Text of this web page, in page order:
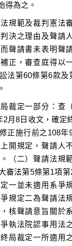
規範及裁判憲法
決之理由及聲請
聲請書未表明聲
正，審查庭得以
法第60條第6款及
裁定一部分：查
2月8日收文，確定
正施行前之108年
開規定，聲請人
（二）聲請法規
審法第5條第1項
一並未適用系爭
規定二為聲請法
核聲請意旨關於
執法院認事用法
局裁定一所適用